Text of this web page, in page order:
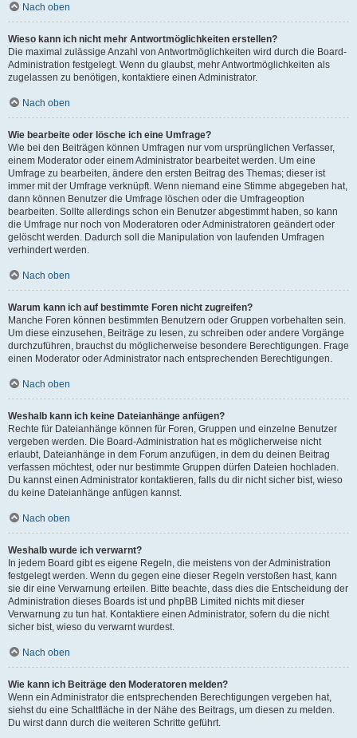
Nach oben
Wieso kann ich nicht mehr Antwortmöglichkeiten erstellen?
Die maximal zulässige Anzahl von Antwortmöglichkeiten wird durch die Board-
Administration festgelegt. Wenn du glaubst, mehr Antwortmöglichkeiten als
zugelassen zu benötigen, kontaktiere einen Administrator.
Nach oben
Wie bearbeite oder lösche ich eine Umfrage?
Wie bei den Beiträgen können Umfragen nur vom ursprünglichen Verfasser,
einem Moderator oder einem Administrator bearbeitet werden. Um eine
Umfrage zu bearbeiten, ändere den ersten Beitrag des Themas; dieser ist
immer mit der Umfrage verknüpft. Wenn niemand eine Stimme abgegeben hat,
dann können Benutzer die Umfrage löschen oder die Umfrageoption
bearbeiten. Sollte allerdings schon ein Benutzer abgestimmt haben, so kann
die Umfrage nur noch von Moderatoren oder Administratoren geändert oder
gelöscht werden. Dadurch soll die Manipulation von laufenden Umfragen
verhindert werden.
Nach oben
Warum kann ich auf bestimmte Foren nicht zugreifen?
Manche Foren können bestimmten Benutzern oder Gruppen vorbehalten sein.
Um diese einzusehen, Beiträge zu lesen, zu schreiben oder andere Vorgänge
durchzuführen, brauchst du möglicherweise besondere Berechtigungen. Frage
einen Moderator oder Administrator nach entsprechenden Berechtigungen.
Nach oben
Weshalb kann ich keine Dateianhänge anfügen?
Rechte für Dateianhänge können für Foren, Gruppen und einzelne Benutzer
vergeben werden. Die Board-Administration hat es möglicherweise nicht
erlaubt, Dateianhänge in dem Forum anzufügen, in dem du deinen Beitrag
verfassen möchtest, oder nur bestimmte Gruppen dürfen Dateien hochladen.
Du kannst einen Administrator kontaktieren, falls du dir nicht sicher bist, wieso
du keine Dateianhänge anfügen kannst.
Nach oben
Weshalb wurde ich verwarnt?
In jedem Board gibt es eigene Regeln, die meistens von der Administration
festgelegt werden. Wenn du gegen eine dieser Regeln verstoßen hast, kann
sie dir eine Verwarnung erteilen. Bitte beachte, dass dies die Entscheidung der
Administration dieses Boards ist und phpBB Limited nichts mit dieser
Verwarnung zu tun hat. Kontaktiere einen Administrator, sofern du die nicht
sicher bist, wieso du verwarnt wurdest.
Nach oben
Wie kann ich Beiträge den Moderatoren melden?
Wenn ein Administrator die entsprechenden Berechtigungen vergeben hat,
siehst du eine Schaltfläche in der Nähe des Beitrags, um diesen zu melden.
Du wirst dann durch die weiteren Schritte geführt.